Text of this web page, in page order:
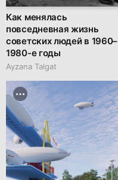
Как менялась
повседневная жизнь
советских людей в 1960–
1980-е годы
Ayzana Talgat